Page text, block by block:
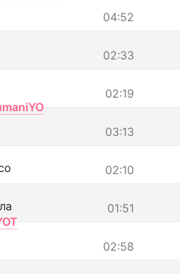
04:52
02:33
02:19
03:13
02:10
01:51
02:58